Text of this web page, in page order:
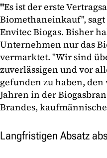
"Es ist der erste
Biomethaneinkauf", sagt
Envitec Biogas. Bisher
Unternehmen nur das
vermarktet. "Wir sind
zuverlässigen und vor
gefunden zu haben,
Jahren in der
Brandes,
Langfristigen Absatz